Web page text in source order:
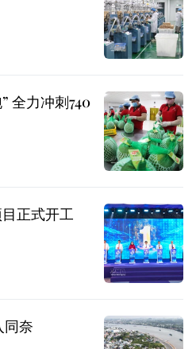
全力冲刺740
正式开工
同奈